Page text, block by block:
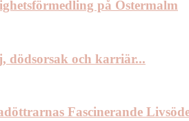
på Östermalm
dödsorsak och karriär...
Fascinerande